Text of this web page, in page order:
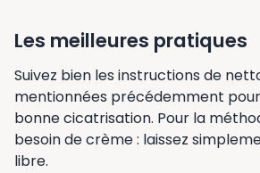
Les meilleures pratiques
Suivez bien les instructions de
mentionnées précédemment
bonne cicatrisation. Pour la
besoin de crème : laissez
libre.